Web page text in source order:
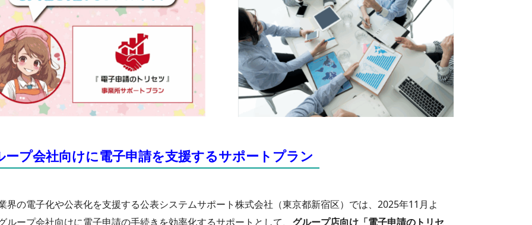
ープ会社向けに電子申請を支援するサポートプラン
界の電子化や公表化を支援する公表システムサポート株式会社（東京都新宿区）では、2025年11月よ
ループ会社向けに電子申請の手続きを効率化するサポートとして、 グループ店向け「電子申請のトリセ